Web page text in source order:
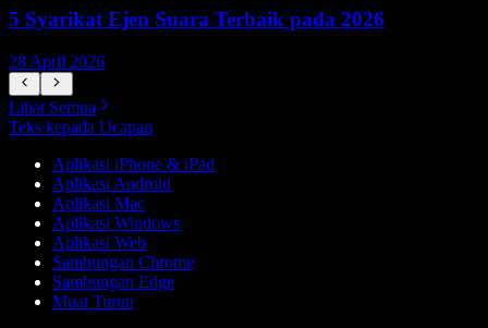
5 Syarikat Ejen Suara Terbaik pada 2026
28 April 2026
Lihat Semua
Teks kepada Ucapan
Aplikasi iPhone & iPad
Aplikasi Android
Aplikasi Mac
Aplikasi Windows
Aplikasi Web
Sambungan Chrome
Sambungan Edge
Muat Turun